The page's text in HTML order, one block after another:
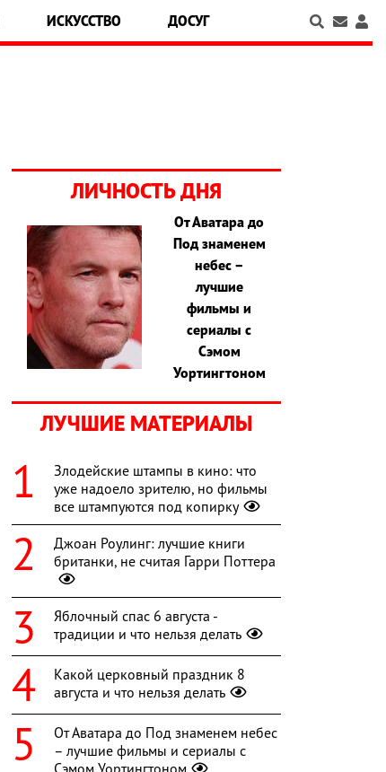
ИСКУССТВО ДОСУГ
ЛИЧНОСТЬ ДНЯ
От Аватара до
Под знаменем
небес –
лучшие
фильмы и
сериалы с
Сэмом
Уортингтоном
ЛУЧШИЕ МАТЕРИАЛЫ
Злодейские штампы в кино: что
уже надоело зрителю, но фильмы
все штампуются под копирку
Джоан Роулинг: лучшие книги
британки, не считая Гарри Поттера
Яблочный спас 6 августа -
традиции и что нельзя делать
Какой церковный праздник 8
августа и что нельзя делать
От Аватара до Под знаменем небес
– лучшие фильмы и сериалы с